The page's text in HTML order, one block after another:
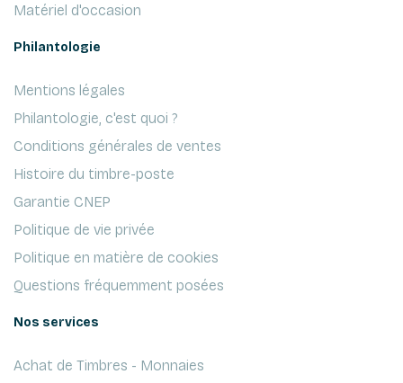
Matériel d'occasion
Philantologie
Mentions légales
Philantologie, c'est quoi ?
Conditions générales de ventes
Histoire du timbre-poste
Garantie CNEP
Politique de vie privée
Politique en matière de cookies
Questions fréquemment posées
Nos services
Achat de Timbres - Monnaies